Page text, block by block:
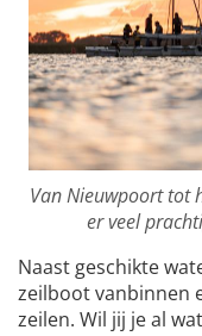
Van Nieuwpoort tot
er veel
Naast geschikte
zeilboot vanbinnen
zeilen. Wil jij je al